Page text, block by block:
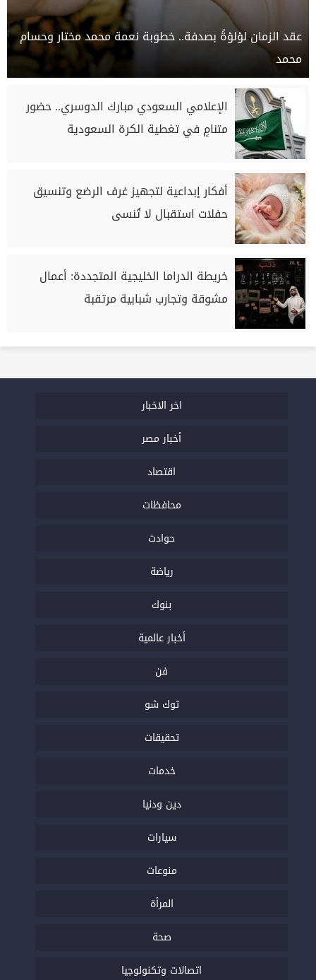
عقد الزمان لؤلؤةً بصدفة.. خطوبة نعمة محمد مختار وحسام
محمد
الإعلامي السعودي مبارك الدوسري.. حضور
متنامٍ في تغطية الكرة السعودية
أفكار إبداعية لتجهيز غرف الرضع وتنسيق
حفلات استقبال لا تُنسى
خريطة الدراما الخليجية المتجددة: أعمال
مشوقة وتجارب شبابية مرتقبة
اخر الاخبار
أخبار مصر
اقتصاد
محافظات
حوادث
رياضة
بنوك
أخبار عالمية
فن
توك شو
تحقيقات
خدمات
دين ودنيا
سيارات
منوعات
المرأة
صحة
اتصالات وتكنولوجيا